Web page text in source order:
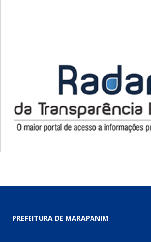
PREFEITURA DE MARAPANIM